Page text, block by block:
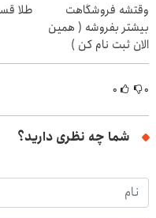
وقتشه فروشگاهت
بیشتر بفروشه ( همین
الان ثبت نام کن )
طلا
۰ ۰
شما چه نظری دارید؟